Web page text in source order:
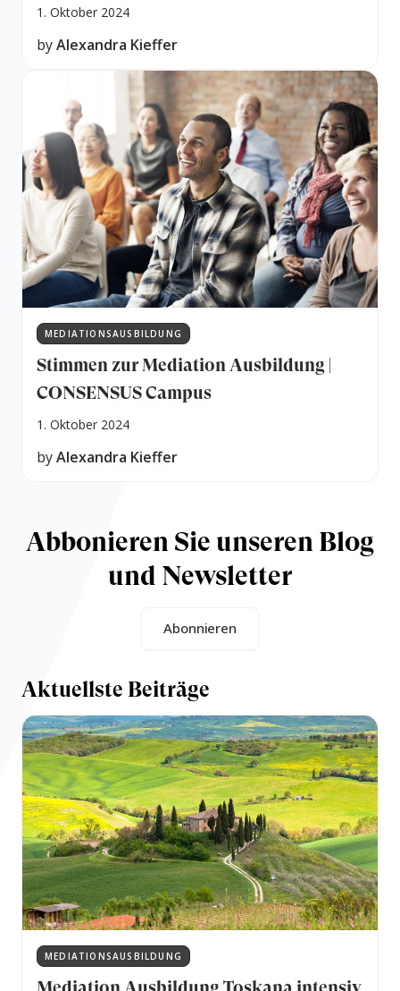
1. Oktober 2024
byAlexandra Kieffer
MEDIATIONSAUSBILDUNG
Stimmen zur Mediation Ausbildung |
CONSENSUS Campus
1. Oktober 2024
byAlexandra Kieffer
Abbonieren Sie unseren Blog
und Newsletter
Abonnieren
Aktuellste Beiträge
MEDIATIONSAUSBILDUNG